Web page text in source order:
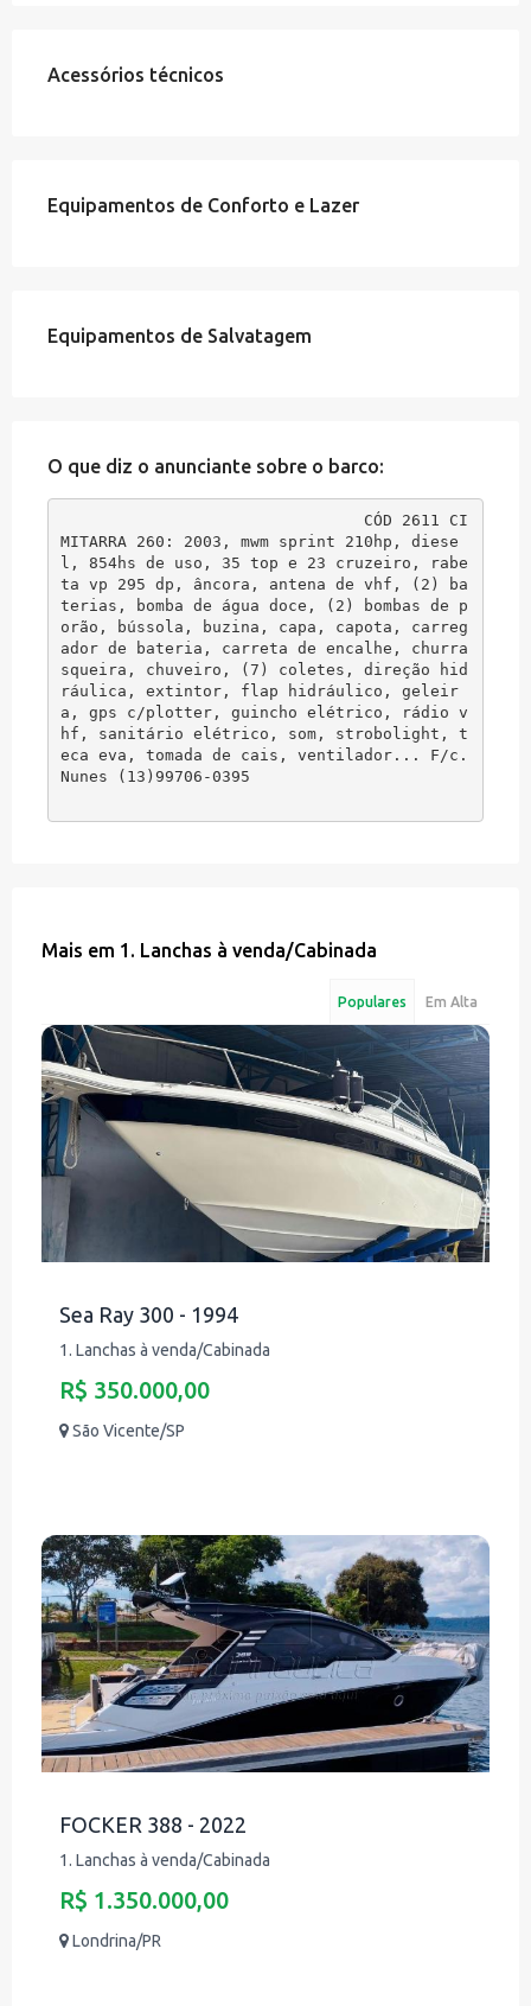
Acessórios técnicos
Equipamentos de Conforto e Lazer
Equipamentos de Salvatagem
O que diz o anunciante sobre o barco:
CÓD 2611 CI
MITARRA 260: 2003, mwm sprint 210hp, diese
l, 854hs de uso, 35 top e 23 cruzeiro, rabe
ta vp 295 dp, âncora, antena de vhf, (2) ba
terias, bomba de água doce, (2) bombas de p
orão, bússola, buzina, capa, capota, carreg
ador de bateria, carreta de encalhe, churra
squeira, chuveiro, (7) coletes, direção hid
ráulica, extintor, flap hidráulico, geleir
a, gps c/plotter, guincho elétrico, rádio v
hf, sanitário elétrico, som, strobolight, t
eca eva, tomada de cais, ventilador... F/c.
Nunes (13)99706-0395
Mais em 1. Lanchas à venda/Cabinada
Populares Em Alta
Sea Ray 300 - 1994
1. Lanchas à venda/Cabinada
R$ 350.000,00
São Vicente/SP
FOCKER 388 - 2022
1. Lanchas à venda/Cabinada
R$ 1.350.000,00
Londrina/PR